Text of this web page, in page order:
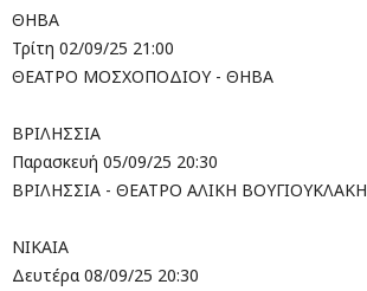
ΘΗΒΑ
Τρίτη 02/09/25 21:00
ΘΕΑΤΡΟ ΜΟΣΧΟΠΟΔΙΟΥ - ΘΗΒΑ
ΒΡΙΛΗΣΣΙΑ
Παρασκευή 05/09/25 20:30
ΒΡΙΛΗΣΣΙΑ - ΘΕΑΤΡΟ ΑΛΙΚΗ ΒΟΥΓΙΟΥΚΛΑΚΗ
ΝΙΚΑΙΑ
Δευτέρα 08/09/25 20:30